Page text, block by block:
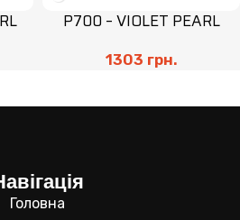
P700 – VIOLET PEARL
1303 грн.
Головна